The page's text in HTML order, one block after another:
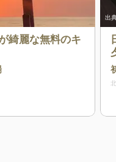
綺麗な無料のキ
出